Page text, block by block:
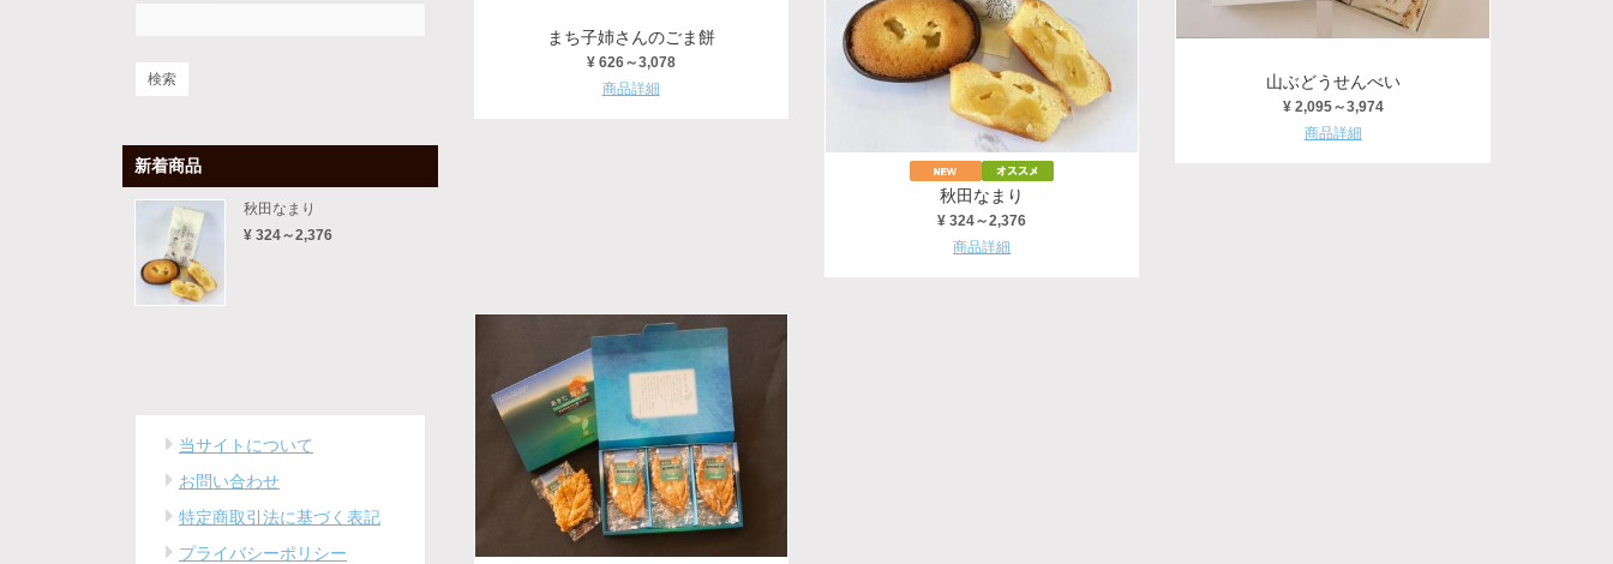
まち子姉さんのごま餅
¥ 626～3,078
商品詳細
秋田なまり
¥ 324～2,376
商品詳細
山ぶどうせんべい
¥ 2,095～3,974
商品詳細
新着商品
秋田なまり
¥ 324～2,376
当サイトについて
お問い合わせ
特定商取引法に基づく表記
プライバシーポリシー